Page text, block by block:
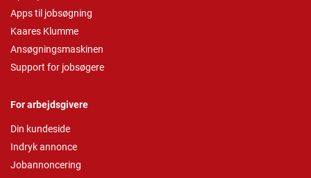
Apps til jobsøgning
Kaares Klumme
Ansøgningsmaskinen
Support for jobsøgere
For arbejdsgivere
Din kundeside
Indryk annonce
Jobannoncering